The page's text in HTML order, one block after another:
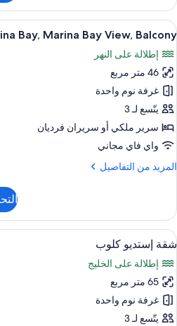
Pacific
Club
Room,
Marina
Bay
View,
Lounge
Access,
High
Floor
استعراض
جميع
صور
Premier
Marina
Bay,
Marina
Bay
View,
Balcony
5
Bay, Marina Bay View, Balcony
إطلالة على النهر
46 متر مربع
غرفة نوم واحدة
يتّسع لـ 3
سرير ملكي‫‬ أو سريران فرديان
واي فاي مجاني
المزيد من التفاصيل
المزيد
Premier
Marina
Bay,
Marina
Bay
View,
Balcony
استعراض
جميع
صور
شقة
إستديو
كلوب
7
شقة إستديو كلوب
إطلالة على الخليج
65 متر مربع
غرفة نوم واحدة
يتّسع لـ 3